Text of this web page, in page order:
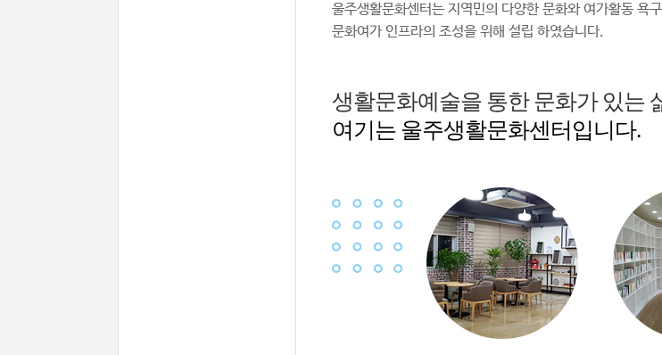
울주생활문화센터는 지역민의 다양한 문화와 여가활동 욕
문화여가 인프라의 조성을 위해 설립 하였습니다.
생활문화예술을 통한 문화가 있는
여기는 울주생활문화센터입니다.